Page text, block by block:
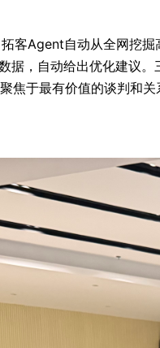
客Agent自动从全网挖
据，自动给出优化建议
焦于最有价值的谈判和关